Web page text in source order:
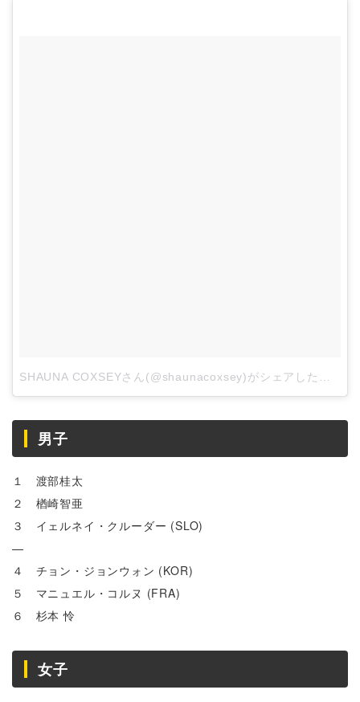
男子
１ 渡部桂太
２ 楢崎智亜
３ イェルネイ・クルーダー (SLO)
—
４ チョン・ジョンウォン (KOR)
５ マニュエル・コルヌ (FRA)
６ 杉本 怜
女子